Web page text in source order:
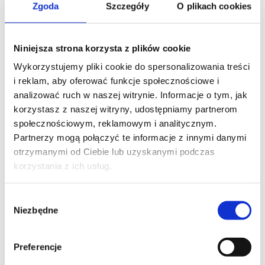
Zgoda Szczegóły O plikach cookies
Niniejsza strona korzysta z plików cookie
Wykorzystujemy pliki cookie do spersonalizowania treści
i reklam, aby oferować funkcje społecznościowe i
analizować ruch w naszej witrynie. Informacje o tym, jak
korzystasz z naszej witryny, udostępniamy partnerom
społecznościowym, reklamowym i analitycznym.
Partnerzy mogą połączyć te informacje z innymi danymi
otrzymanymi od Ciebie lub uzyskanymi podczas
korzystania z ich usług.
zgody
Niezbędne
Preferencje
FIRMA
TREŚĆ WIADOMOŚCI*